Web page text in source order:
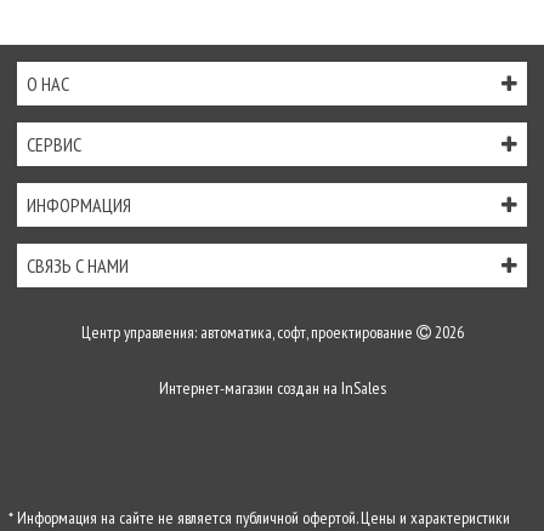
О НАС
СЕРВИС
ИНФОРМАЦИЯ
СВЯЗЬ С НАМИ
Центр управления: автоматика, софт, проектирование 2026
Интернет-магазин создан на InSales
* Информация на сайте не является публичной офертой. Цены и характеристики